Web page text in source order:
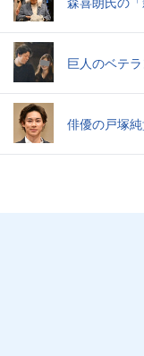
巨人のベテ
俳優の戸塚